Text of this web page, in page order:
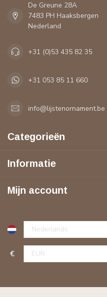
De Greune 28A
7483 PH Haaksbergen
Nederland
+31 (0)53 435 82 35
+31 053 85 11 660
info@lijstenornament.be
Categorieën
Informatie
Mijn account
€